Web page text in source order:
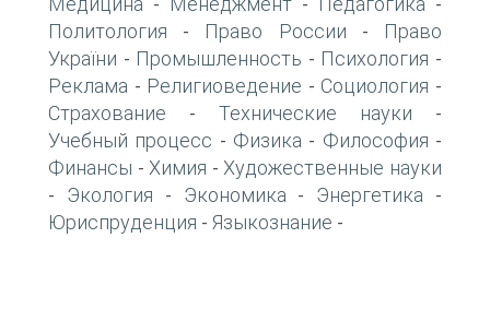
- - -
Политология - Право России -
Право
України - Промышленность - Психология -
Реклама - Религиоведение - Социология -
Страхование - Технические науки -
Учебный процесс - Физика - Философия -
Финансы - Химия - Художественные науки
- Экология - Экономика - Энергетика -
Юриспруденция - Языкознание -